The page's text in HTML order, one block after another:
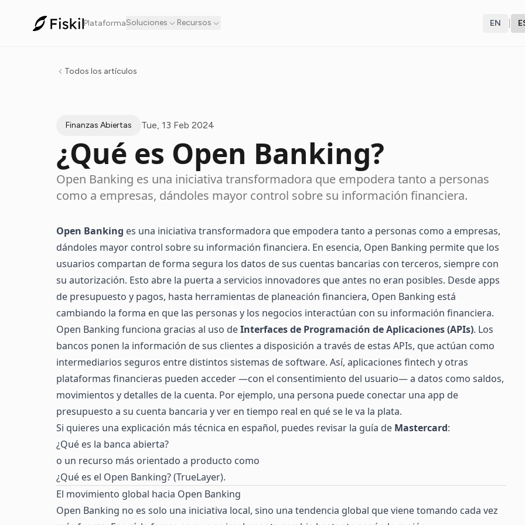
PlataformaSoluciones Recursos EN
Todos los artículos
Finanzas Abiertas Tue, 13 Feb 2024
¿Qué es Open Banking?
Open Banking es una iniciativa transformadora que empodera tanto a personas
como a empresas, dándoles mayor control sobre su información financiera.
Open Banking es una iniciativa transformadora que empodera tanto a personas como a empresas,
dándoles mayor control sobre su información financiera. En esencia, Open Banking permite que los
usuarios compartan de forma segura los datos de sus cuentas bancarias con terceros, siempre con
su autorización. Esto abre la puerta a servicios innovadores que antes no eran posibles. Desde apps
de presupuesto y pagos, hasta herramientas de planeación financiera, Open Banking está
cambiando la forma en que las personas y los negocios interactúan con su información financiera.
Open Banking funciona gracias al uso deInterfaces de Programación de Aplicaciones (APIs). Los
bancos ponen la información de sus clientes a disposición a través de estas APIs, que actúan como
intermediarios seguros entre distintos sistemas de software. Así, aplicaciones fintech y otras
plataformas financieras pueden acceder —con el consentimiento del usuario— a datos como saldos,
movimientos y detalles de la cuenta. Por ejemplo, una persona puede conectar una app de
presupuesto a su cuenta bancaria y ver en tiempo real en qué se le va la plata.
Si quieres una explicación más técnica en español, puedes revisar la guía de Mastercard:
¿Qué es la banca abierta?
o un recurso más orientado a producto como
¿Qué es el Open Banking? (TrueLayer).
El movimiento global hacia Open Banking
Open Banking no es solo una iniciativa local, sino una tendencia global que viene tomando cada vez